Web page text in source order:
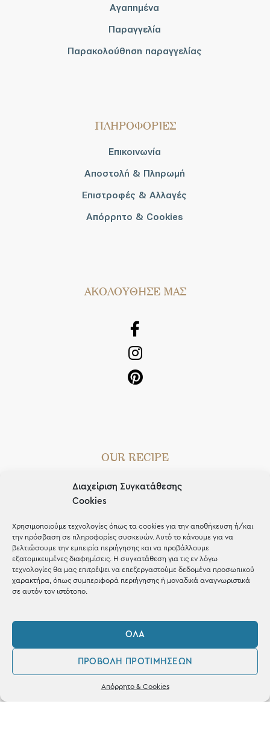
Διαχείριση Συγκατάθεσης
Cookies
Χρησιμοποιούμε τεχνολογίες όπως τα cookies για την αποθήκευση ή/και
την πρόσβαση σε πληροφορίες συσκευών. Αυτό το κάνουμε για να
βελτιώσουμε την εμπειρία περιήγησης και να προβάλλουμε
εξατομικευμένες διαφημίσεις. Η συγκατάθεση για τις εν λόγω
τεχνολογίες θα μας επιτρέψει να επεξεργαστούμε δεδομένα προσωπικού
χαρακτήρα, όπως συμπεριφορά περιήγησης ή μοναδικά αναγνωριστικά
σε αυτόν τον ιστότοπο.
ΌΛΑ
ΠΡΟΒΟΛΉ ΠΡΟΤΙΜΉΣΕΩΝ
Απόρρητο & Cookies
Αγαπημένα
Παραγγελία
Παρακολούθηση παραγγελίας
ΠΛΗΡΟΦΟΡΙΕΣ
Επικοινωνία
Αποστολή & Πληρωμή
Επιστροφές & Αλλαγές
Απόρρητο & Cookies
AΚΟΛΟΥΘΗΣΕ ΜΑΣ
OUR RECIPE
Gifts
Blog
Shop the look
ΚΑΤΑΣΤΗΜΑ
Σταθά 17, 38221 Βόλος
Δευ / Τετ / Σαβ: 09:00 - 15:00
0